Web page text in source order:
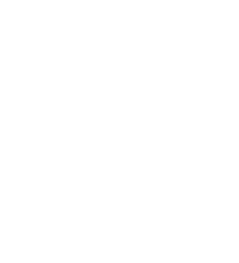
tal de kan
under övningen,
skrivit själva
Välj även
av övningen du
elever behöver
i sin